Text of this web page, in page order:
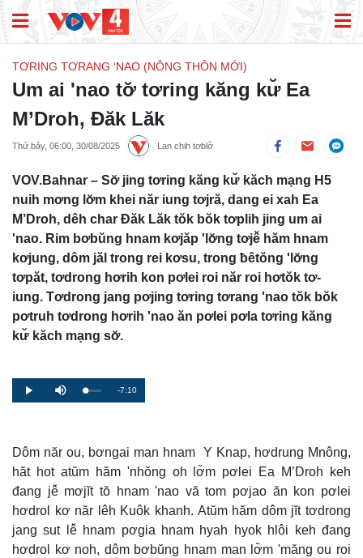
TƠRING TƠRANG ‘NAO (NÔNG THÔN MỚI)
Um ai 'nao tơ̆ tơring kăng kư̆ Ea
M’Droh, Đăk Lăk
Thứ bảy, 06:00, 30/08/2025 Lan chih tơblơ̆
VOV.Bahnar – Sơ̆ jing tơring kăng kư̆ kăch mạng H5
nuih mơng lơ̆m khei năr iung tơjră, dang ei xah Ea
M’Droh, dêh char Đăk Lăk tŏk bŏk tơplih jing um ai
'nao. Rim bơbŭng hnam kơjăp 'lơ̆ng tơjê̆ hăm hnam
kơjung, dôm jăl trong rei kơsu, trong ƀêtŏng 'lơ̆ng
tơpăt, tơdrong hơrih kon pơlei roi năr roi hơtŏk tơ-
iung. Tơdrong jang pơjing tơring tơrang 'nao tŏk bŏk
pơtruh tơdrong hơrih 'nao ăn pơlei pơla tơring kăng
kư̆ kăch mạng sơ̆.
Play Mute Loaded
0%
Progress
0%
Remaining
-7:10
Dôm năr ou, bơngai man hnam Y Knap, hơdrung Mnông,
hăt hot atŭm hăm 'nhŏng oh lơ̆m pơlei Ea M’Droh keh
đang jê̆ mơjĭt tŏ hnam 'nao vă tom pơjao ăn kon pơlei
hơdrol kơ năr lêh Kuôk khanh. Atŭm hăm dôm jĭt tơdrong
jang sut lê̆ hnam pơgia hnam hyah hyok hlôi keh đang
hơdrol kơ noh, dôm bơbŭng hnam man lơ̆m 'măng ou roi